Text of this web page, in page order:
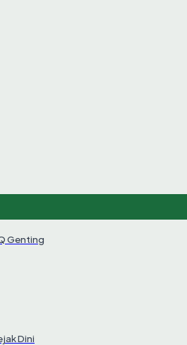
Genting
Dini